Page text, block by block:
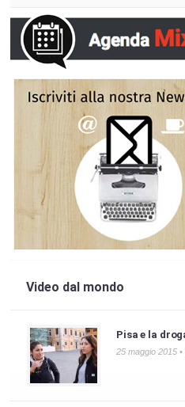
Video dal mondo
Pisa e la
25 maggio 2015 •